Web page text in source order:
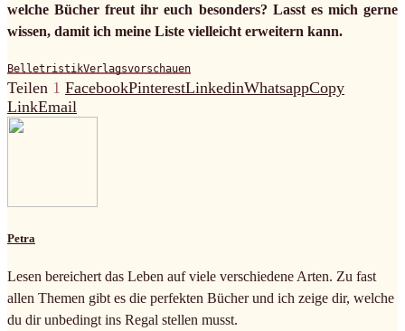
welche Bücher freut ihr euch besonders? Lasst es mich gerne
wissen, damit ich meine Liste vielleicht erweitern kann.
BelletristikVerlagsvorschauen
Teilen 1 FacebookPinterestLinkedinWhatsappCopy
LinkEmail
Petra
Lesen bereichert das Leben auf viele verschiedene Arten. Zu fast
allen Themen gibt es die perfekten Bücher und ich zeige dir, welche
du dir unbedingt ins Regal stellen musst.